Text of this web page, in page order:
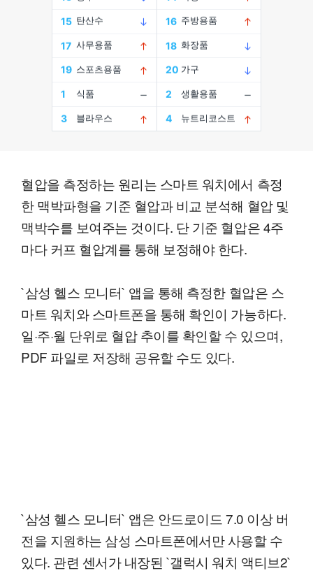
혈압을 측정하는 원리는 스마트 워치에서 측정
한 맥박파형을 기준 혈압과 비교 분석해 혈압 및
맥박수를 보여주는 것이다. 단 기준 혈압은 4주
마다 커프 혈압계를 통해 보정해야 한다.
`삼성 헬스 모니터` 앱을 통해 측정한 혈압은 스
마트 워치와 스마트폰을 통해 확인이 가능하다.
일·주·월 단위로 혈압 추이를 확인할 수 있으며,
PDF 파일로 저장해 공유할 수도 있다.
`삼성 헬스 모니터` 앱은 안드로이드 7.0 이상 버
전을 지원하는 삼성 스마트폰에서만 사용할 수
있다. 관련 센서가 내장된 `갤럭시 워치 액티브2`